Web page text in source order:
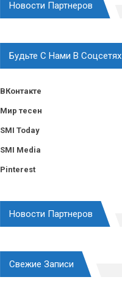
Новости Партнеров
Будьте С Нами В Соцсетях
ВКонтакте
Мир тесен
SMI Today
SMI Media
Pinterest
Новости Партнеров
Свежие Записи